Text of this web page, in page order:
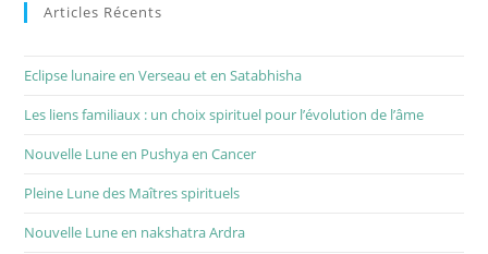
Articles Récents
Eclipse lunaire en Verseau et en Satabhisha
Les liens familiaux : un choix spirituel pour l’évolution de l’âme
Nouvelle Lune en Pushya en Cancer
Pleine Lune des Maîtres spirituels
Nouvelle Lune en nakshatra Ardra